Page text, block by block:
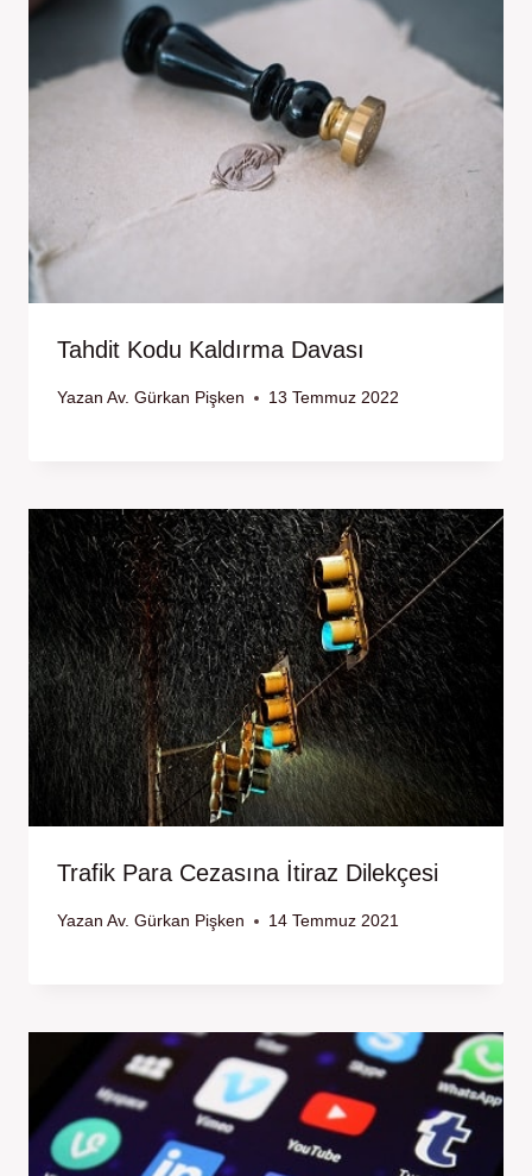
Tahdit Kodu Kaldırma Davası
Yazan Av. Gürkan Pişken 13 Temmuz 2022
Trafik Para Cezasına İtiraz Dilekçesi
Yazan Av. Gürkan Pişken 14 Temmuz 2021